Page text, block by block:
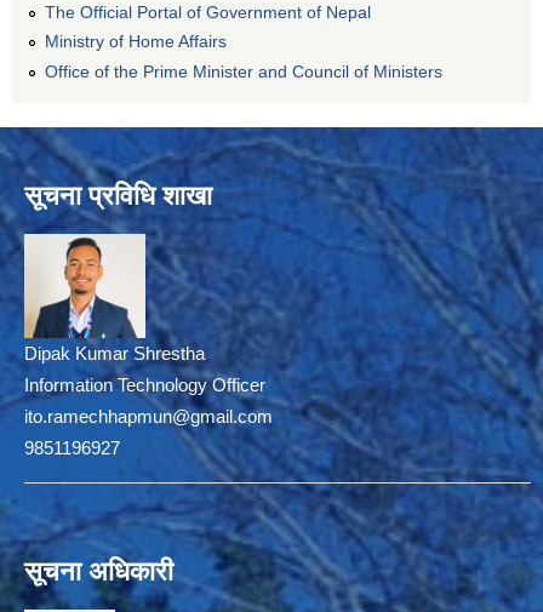
The Official Portal of Government of Nepal
Ministry of Home Affairs
Office of the Prime Minister and Council of Ministers
सूचना प्रविधि शाखा
Dipak Kumar Shrestha
Information Technology Officer
ito.ramechhapmun@gmail.com
9851196927
सूचना अधिकारी